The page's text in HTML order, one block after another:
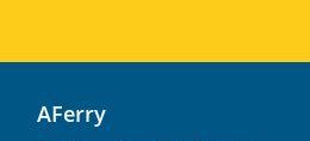
AFerry